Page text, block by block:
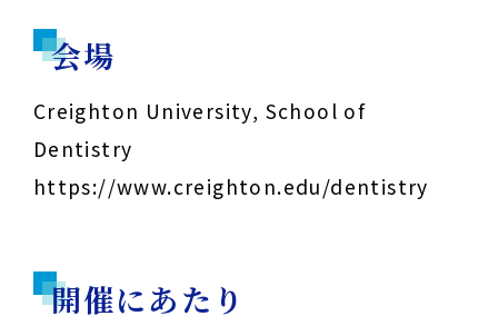
会場
Creighton University, School of
Dentistry
https://www.creighton.edu/dentistry
開催にあたり